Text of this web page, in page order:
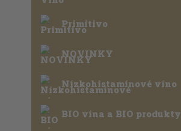
Primitivo
NOVINKY
Nízkohistamínové víno
BIO vína a BIO produkty